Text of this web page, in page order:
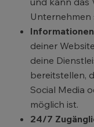
Unternehmen
deiner
deine
bereitstellen,
Social Media
möglich ist.
24/7